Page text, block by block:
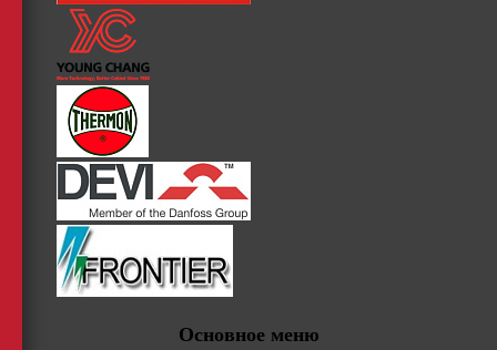
Основное меню